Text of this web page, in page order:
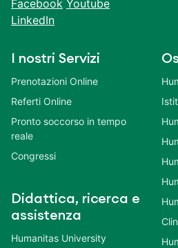
Facebook Youtube
LinkedIn
I nostri Servizi
Prenotazioni Online
Referti Online
Pronto soccorso in tempo
reale
Congressi
Didattica, ricerca e
assistenza
Humanitas University